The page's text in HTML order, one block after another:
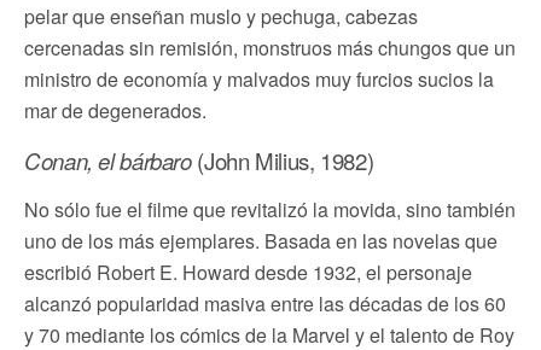
pelar que enseñan muslo y pechuga, cabezas
cercenadas sin remisión, monstruos más chungos que un
ministro de economía y malvados muy furcios sucios la
mar de degenerados.
Conan, el bárbaro(John Milius, 1982)
No sólo fue el filme que revitalizó la movida, sino también
uno de los más ejemplares. Basada en las novelas que
escribió Robert E. Howard desde 1932, el personaje
alcanzó popularidad masiva entre las décadas de los 60
y 70 mediante los cómics de la Marvel y el talento de Roy